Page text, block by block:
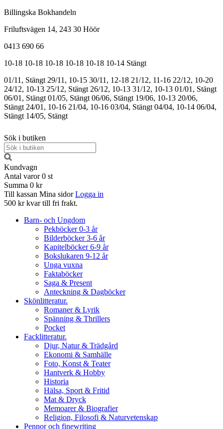
Billingska Bokhandeln
Friluftsvägen 14, 243 30 Höör
0413 690 66
10-18 10-18 10-18 10-18 10-18 10-14 Stängt
01/11, Stängt 29/11, 10-15 30/11, 12-18 21/12, 11-16 22/12, 10-20
24/12, 10-13 25/12, Stängt 26/12, 10-13 31/12, 10-13 01/01, Stängt
06/01, Stängt 01/05, Stängt 06/06, Stängt 19/06, 10-13 20/06,
Stängt 24/01, 10-16 21/04, 10-16 03/04, Stängt 04/04, 10-14 06/04,
Stängt 14/05, Stängt
Sök i butiken
Kundvagn
Antal varor 0 st
Summa 0 kr
Till kassan Mina sidor Logga in
500 kr kvar till fri frakt.
Barn- och Ungdom
Pekböcker 0-3 år
Bilderböcker 3-6 år
Kapitelböcker 6-9 år
Bokslukaren 9-12 år
Unga vuxna
Faktaböcker
Saga & Present
Anteckning & Dagböcker
Skönlitteratur.
Romaner & Lyrik
Spänning & Thrillers
Pocket
Facklitteratur.
Djur, Natur & Trädgård
Ekonomi & Samhälle
Foto, Konst & Teater
Hantverk & Hobby
Historia
Hälsa, Sport & Fritid
Mat & Dryck
Memoarer & Biografier
Religion, Filosofi & Naturvetenskap
Pennor och finewriting